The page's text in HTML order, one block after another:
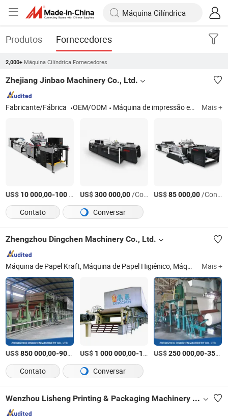
Produtos Fornecedores
2,000+ Máquina Cilíndrica Fornecedores
Zhejiang Jinbao Machinery Co., Ltd.
Fabricante/Fábrica OEM/ODM Máquina de impressão em tela cilíndrica com parada automática Mais +
US$ 10 000,00-100 000,00 /SET
US$300 000,00/Conjunto US$85 000,00/Conjunto
Contato
Conversar
Zhengzhou Dingchen Machinery Co., Ltd.
Máquina de Papel Kraft, Máquina de Papel Higiênico, Máquina de Papel Tissue, Máquina de Papel Corrugado, Máquina de Papel Cultura, Máquina de Papel para Impressão, Máquina de Papel Fluting, Máquina de Papel Liner, Máquina de Fazer Papel, Máquina de Papel Mais +
US$850 000,00-900 000,00 /Conjunto
US$ 1 000 000,00-1 500 000,00 /Conjunto
US$250 000,00-350 000,00
Contato Conversar
Wenzhou Lisheng Printing & Packaging Machinery Co., Ltd.